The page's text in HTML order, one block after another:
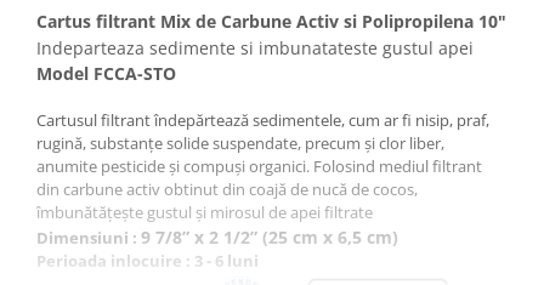
Deferizare cu BIRM
Zeolit / Turbidex
Filter AG
Eliminare nitriti / nitrati
Pompe dozatoare
Componente si accesorii
Baterii purificator
Cartus filtrant Mix de Carbune Activ si Polipropilena 10"
Indeparteaza sedimente si imbunatateste gustul apei
Model FCCA-STO
Cartusul filtrant îndepărtează sedimentele, cum ar fi nisip, praf,
rugină, substanțe solide suspendate, precum și clor liber,
anumite pesticide și compuși organici. Folosind mediul filtrant
din carbune activ obtinut din coajă de nucă de cocos,
îmbunătățește gustul și mirosul de apei filtrate
Dimensiuni : 9 7/8” x 2 1/2” (25 cm x 6,5 cm)
Perioada inlocuire : 3 - 6 luni